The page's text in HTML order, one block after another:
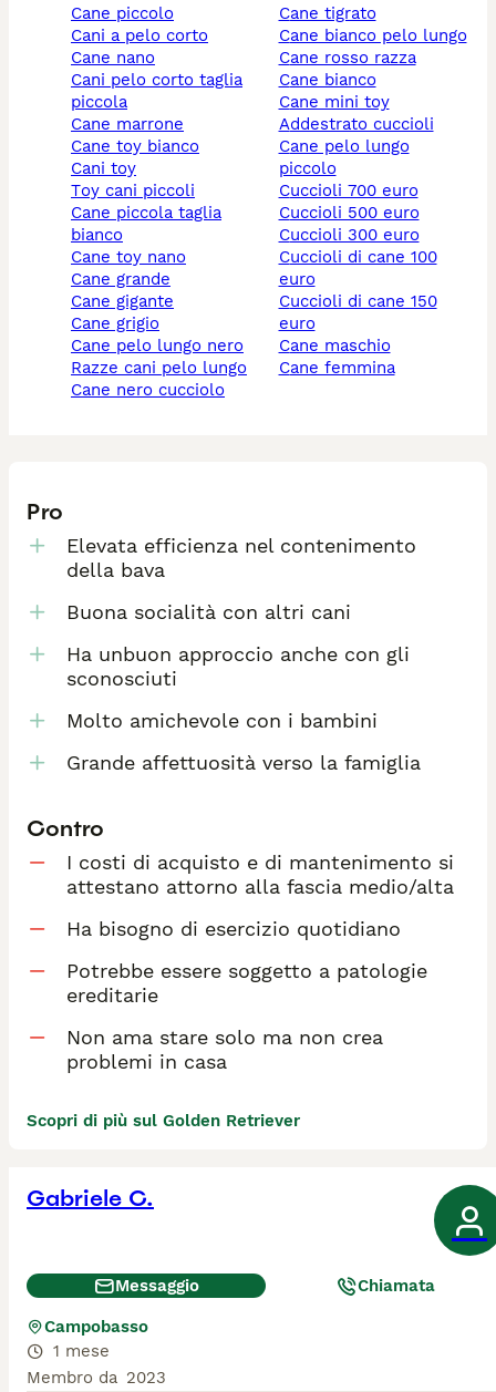
cane piccolo
cani a pelo corto
cane nano
cani pelo corto taglia
piccola
cane marrone
cane toy bianco
cani toy
toy cani piccoli
cane piccola taglia
bianco
cane toy nano
cane grande
cane gigante
cane grigio
cane pelo lungo nero
razze cani pelo lungo
cane nero cucciolo
cane tigrato
cane bianco pelo lungo
cane rosso razza
cane bianco
cane mini toy
addestrato cuccioli
cane pelo lungo
piccolo
cuccioli 700 euro
cuccioli 500 euro
cuccioli 300 euro
cuccioli di cane 100
euro
cuccioli di cane 150
euro
cane maschio
cane femmina
Pro
Elevata efficienza nel contenimento
della bava
Buona socialità con altri cani
Ha unbuon approccio anche con gli
sconosciuti
Molto amichevole con i bambini
Grande affettuosità verso la famiglia
Contro
I costi di acquisto e di mantenimento si
attestano attorno alla fascia medio/alta
Ha bisogno di esercizio quotidiano
Potrebbe essere soggetto a patologie
ereditarie
Non ama stare solo ma non crea
problemi in casa
Scopri di più sul Golden Retriever
Gabriele C.
Messaggio Chiamata
Campobasso
1 mese
Membro da 2023